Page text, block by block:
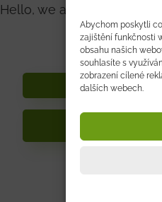
Abychom poskytli
zajištění funkčnosti
obsahu našich
souhlasíte s
zobrazení cílené
dalších webech.
Hello, we are organizing